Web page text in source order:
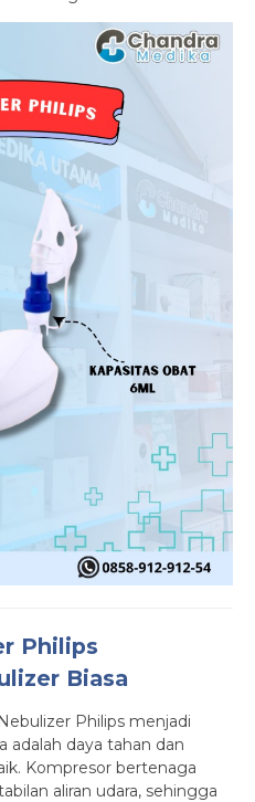
Philips
Biasa
Philips menjadi
adalah daya tahan dan
Kompresor bertenaga
aliran udara, sehingga